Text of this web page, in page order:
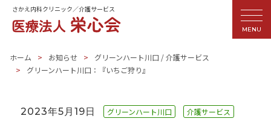
MENU
さかえ内科クリニック／介護サービス
ホーム お知らせ グリーンハート川口 /介護サービス
グリーンハート川口：『いちご狩り』
2023年5月19日 グリーンハート川口 介護サービス